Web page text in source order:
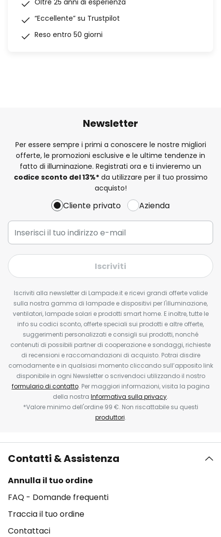
Oltre 25 anni di esperienza
“Eccellente” su Trustpilot
Reso entro 50 giorni
Newsletter
Per essere sempre i primi a conoscere le nostre migliori
offerte, le promozioni esclusive e le ultime tendenze in
fatto di illuminazione. Registrati ora e ti invieremo un
codice sconto del13%*da utilizzare per il tuo prossimo
acquisto!
Cliente privato Azienda
Iscriviti
Iscriviti alla newsletter di Lampade.it e ricevi grandi offerte valide
sulla nostra gamma di lampade e dispositivi per l'illuminazione,
ventilatori, lampade solari e prodotti smart home. E inoltre, tutte le
info su codici sconto, offerte speciali sui prodotti e altre offerte,
suggerimenti personalizzati e consigli sui prodotti, nonché
contenuti di possibili partner di cooperazione e sondaggi, richieste
di recensioni e raccomandazioni di acquisto. Potrai disdire
comodamente e in qualsiasi momento cliccando sull’apposito link
disponibile in ogni Newsletter o scrivendoci utilizzando il nostro
formulario di contatto. Per maggiori informazioni, visita la pagina
della nostra Informativa sulla privacy.
*Valore minimo dell'ordine 99 €. Non riscattabile su questi
produttori.
Contatti & Assistenza
Annulla il tuo ordine
FAQ - Domande frequenti
Traccia il tuo ordine
Contattaci